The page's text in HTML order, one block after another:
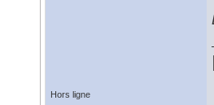
Hors ligne